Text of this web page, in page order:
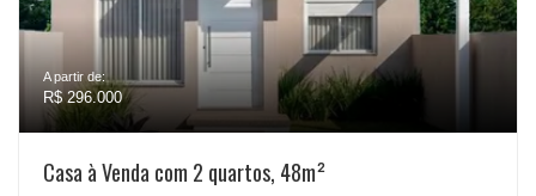
A partir de:
R$ 296.000
Casa à Venda com 2 quartos, 48m²